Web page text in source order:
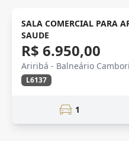
SALA COMERCIAL
SALA COMERCIAL PARA
SAUDE
R$ 6.950,00
Ariribá - Balneário
L6137
1